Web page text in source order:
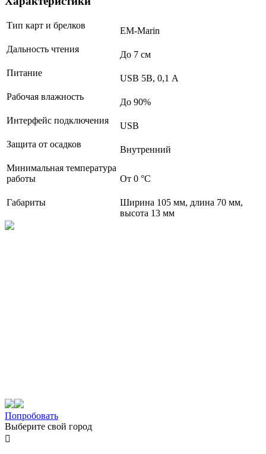
Тип карт и брелков
EM-Marin
Дальность чтения
До 7 см
Питание
USB 5В, 0,1 А
Рабочая влажность
До 90%
Интерфейс подключения
USB
Защита от осадков
Внутренний
Минимальная температура
работы
От 0 °С
Габариты
Ширина 105 мм, длина 70 мм,
высота 13 мм
Попробовать
Выберите свой город
